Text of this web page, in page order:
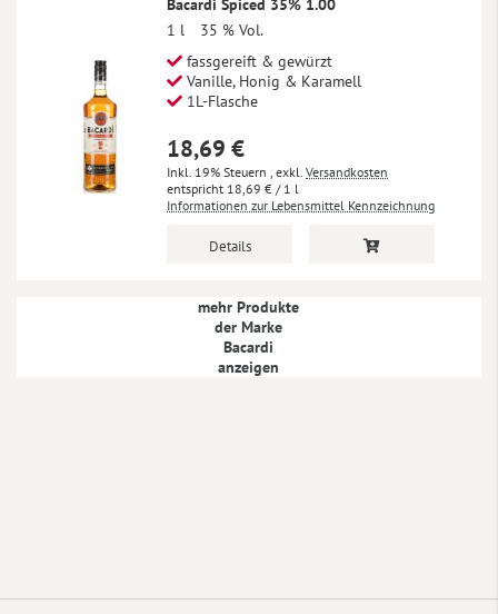
Bacardi Spiced 35% 1.00
1 l
35 % Vol.
fassgereift & gewürzt
Vanille, Honig & Karamell
1L-Flasche
18,69 €
Inkl. 19% Steuern , exkl. Versandkosten
18,69 € / 1 l
Informationen zur Lebensmittel Kennzeichnung
Details
mehr Produkte
der Marke
Bacardi
anzeigen